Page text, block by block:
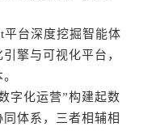
台深度挖掘智能体
擎与可视化平台，
化运营”构建起数
体系，三者相辅相